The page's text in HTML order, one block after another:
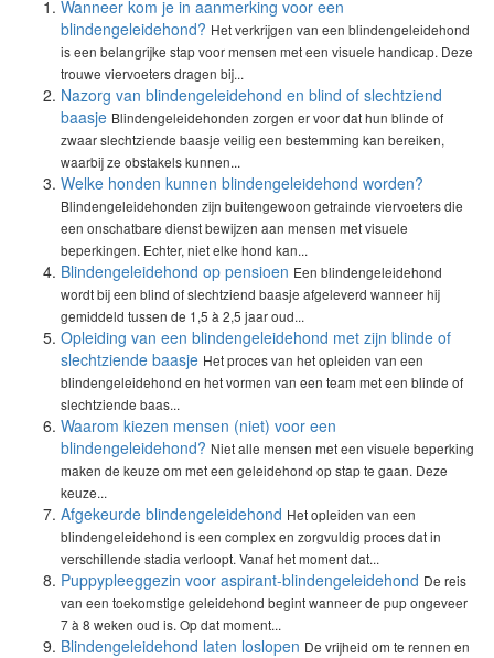
Wanneer kom je in aanmerking voor een
blindengeleidehond? Het verkrijgen van een blindengeleidehond
is een belangrijke stap voor mensen met een visuele handicap. Deze
trouwe viervoeters dragen bij...
Nazorg van blindengeleidehond en blind of slechtziend
baasje Blindengeleidehonden zorgen er voor dat hun blinde of
zwaar slechtziende baasje veilig een bestemming kan bereiken,
waarbij ze obstakels kunnen...
Welke honden kunnen blindengeleidehond worden?
Blindengeleidehonden zijn buitengewoon getrainde viervoeters die
een onschatbare dienst bewijzen aan mensen met visuele
beperkingen. Echter, niet elke hond kan...
Blindengeleidehond op pensioen Een blindengeleidehond
wordt bij een blind of slechtziend baasje afgeleverd wanneer hij
gemiddeld tussen de 1,5 à 2,5 jaar oud...
Opleiding van een blindengeleidehond met zijn blinde of
slechtziende baasje Het proces van het opleiden van een
blindengeleidehond en het vormen van een team met een blinde of
slechtziende baas...
Waarom kiezen mensen (niet) voor een
blindengeleidehond? Niet alle mensen met een visuele beperking
maken de keuze om met een geleidehond op stap te gaan. Deze
keuze...
Afgekeurde blindengeleidehond Het opleiden van een
blindengeleidehond is een complex en zorgvuldig proces dat in
verschillende stadia verloopt. Vanaf het moment dat...
Puppypleeggezin voor aspirant-blindengeleidehond De reis
van een toekomstige geleidehond begint wanneer de pup ongeveer
7 à 8 weken oud is. Op dat moment...
Blindengeleidehond laten loslopen De vrijheid om te rennen en